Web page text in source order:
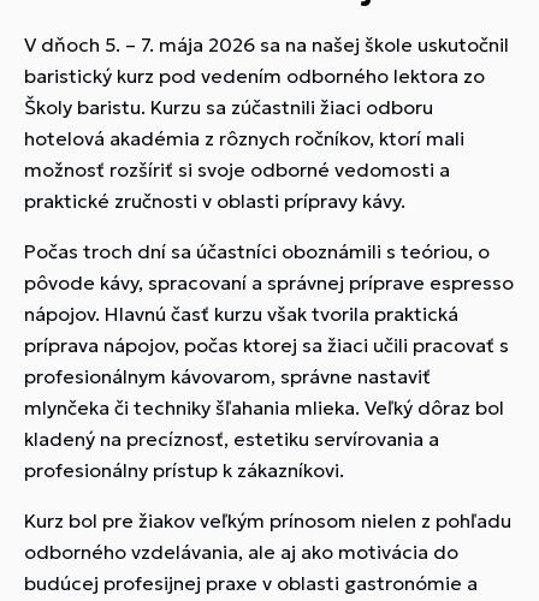
V dňoch 5. – 7. mája 2026 sa na našej škole uskutočnil
baristický kurz pod vedením odborného lektora zo
Školy baristu. Kurzu sa zúčastnili žiaci odboru
hotelová akadémia z rôznych ročníkov, ktorí mali
možnosť rozšíriť si svoje odborné vedomosti a
praktické zručnosti v oblasti prípravy kávy.
Počas troch dní sa účastníci oboznámili s teóriou, o
pôvode kávy, spracovaní a správnej príprave espresso
nápojov. Hlavnú časť kurzu však tvorila praktická
príprava nápojov, počas ktorej sa žiaci učili pracovať s
profesionálnym kávovarom, správne nastaviť
mlynčeka či techniky šľahania mlieka. Veľký dôraz bol
kladený na precíznosť, estetiku servírovania a
profesionálny prístup k zákazníkovi.
Kurz bol pre žiakov veľkým prínosom nielen z pohľadu
odborného vzdelávania, ale aj ako motivácia do
budúcej profesijnej praxe v oblasti gastronómie a